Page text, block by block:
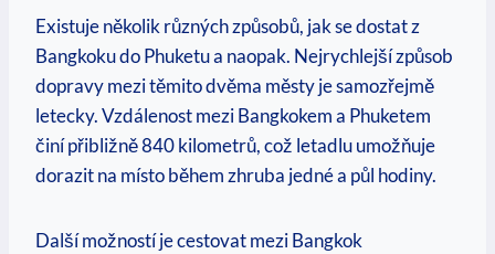
Existuje několik různých ⁤způsobů,‌ jak se dostat ⁤z
Bangkoku do Phuketu a​ naopak. Nejrychlejší způsob
⁢dopravy mezi těmito dvěma městy je samozřejmě⁤
letecky. Vzdálenost ⁤mezi⁢ Bangkokem a Phuketem
činí přibližně 840⁣ kilometrů,‍ což⁢ letadlu umožňuje
dorazit na místo​ během ⁣zhruba jedné a ​půl hodiny.
Další⁢ možností je cestovat‍ mezi Bangkok